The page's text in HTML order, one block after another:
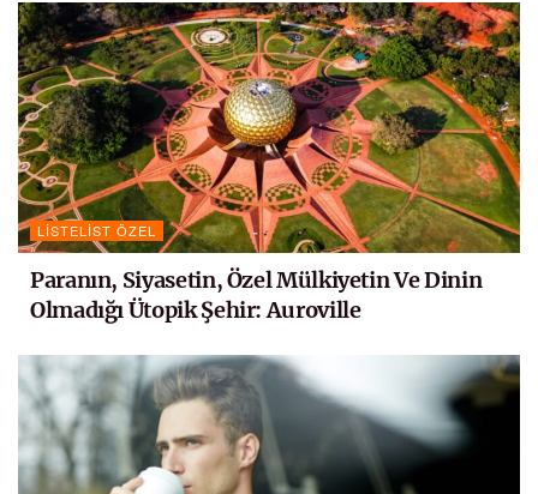
LISTELIST ÖZEL
Paranın, Siyasetin, Özel Mülkiyetin Ve Dinin
Olmadığı Ütopik Şehir: Auroville